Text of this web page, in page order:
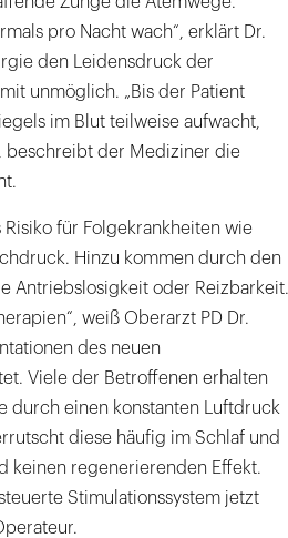
pro Nacht wach“, erklärt Dr.
den Leidensdruck der
unmöglich. „Bis der Patient
im Blut teilweise aufwacht,
beschreibt der Mediziner die
für Folgekrankheiten wie
Hinzu kommen durch den
Antriebslosigkeit oder Reizbarkeit.
weiß Oberarzt PD Dr.
des neuen
Viele der Betroffenen erhalten
durch einen konstanten Luftdruck
diese häufig im Schlaf und
keinen regenerierenden Effekt.
Stimulationssystem jetzt